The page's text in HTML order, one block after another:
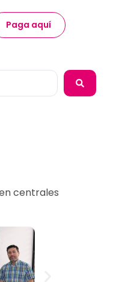
Paga aquí
centrales